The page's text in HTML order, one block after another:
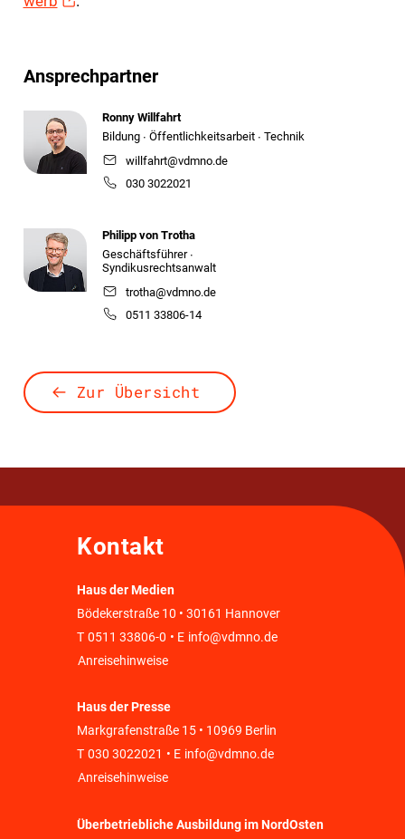
Ansprechpartner
Ronny Willfahrt
Bildung ∙ Öffentlichkeitsarbeit ∙ Technik
willfahrt@vdmno.de
030 3022021
Philipp von Trotha
Geschäftsführer ∙
Syndikusrechtsanwalt
trotha@vdmno.de
0511 33806-14
Zur Übersicht
Kontakt
Haus der Medien
Bödekerstraße 10 • 30161 Hannover
T 0511 33806-0 • E info@vdmno.de
Anreisehinweise
Haus der Presse
Markgrafenstraße 15 • 10969 Berlin
T 030 3022021 • E info@vdmno.de
Anreisehinweise
Überbetriebliche Ausbildung im NordOsten